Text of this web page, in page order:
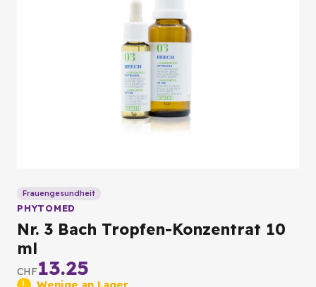
Frauengesundheit
PHYTOMED
Nr. 3 Bach Tropfen-Konzentrat 10
ml
CHF13.25